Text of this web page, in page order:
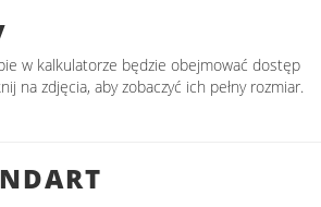
w kalkulatorze będzie obejmować dostęp
na zdjęcia, aby zobaczyć ich pełny rozmiar.